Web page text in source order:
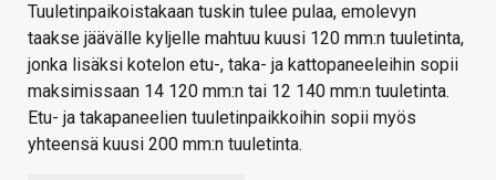
Tuuletinpaikoistakaan tuskin tulee pulaa, emolevyn
taakse jäävälle kyljelle mahtuu kuusi 120 mm:n tuuletinta,
jonka lisäksi kotelon etu-, taka- ja kattopaneeleihin sopii
maksimissaan 14 120 mm:n tai 12 140 mm:n tuuletinta.
Etu- ja takapaneelien tuuletinpaikkoihin sopii myös
yhteensä kuusi 200 mm:n tuuletinta.